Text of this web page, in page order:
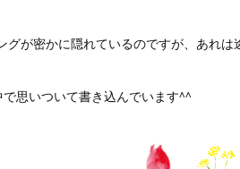
が密かに隠れているのですが、あれは
思いついて書き込んでいます^^